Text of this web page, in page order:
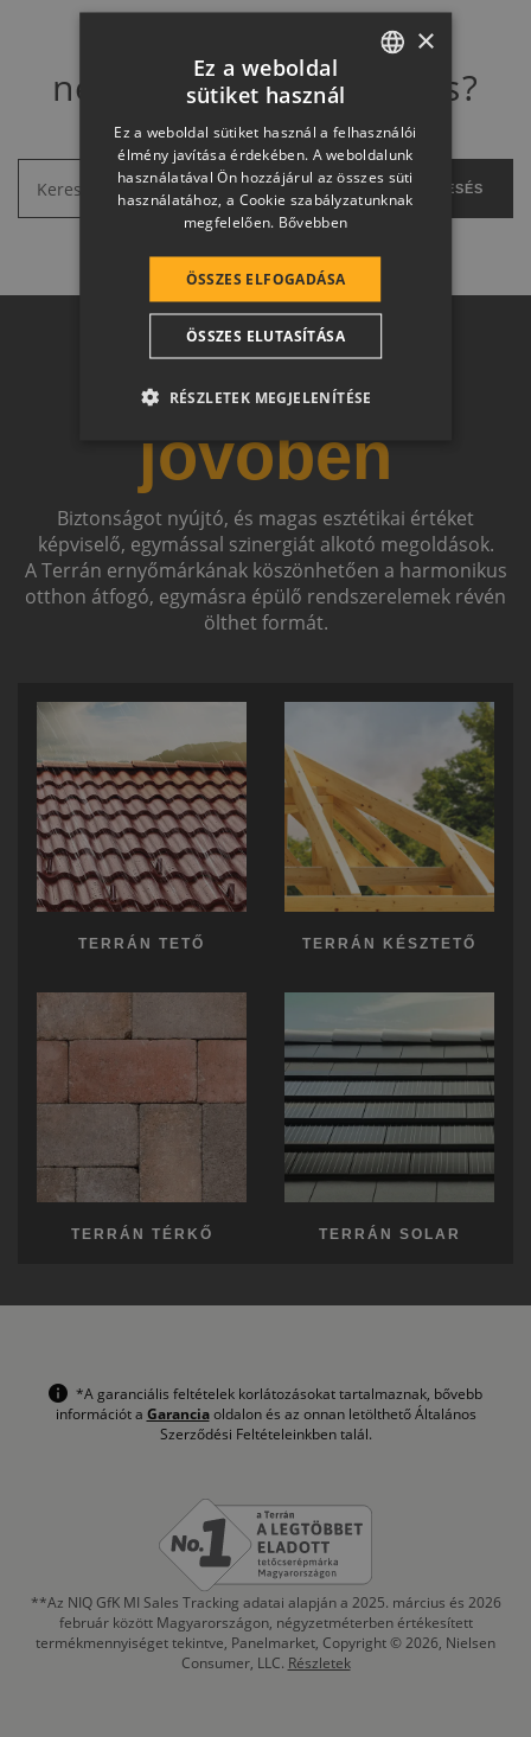
nem találja amit keres?
KERESÉS
Otthon a
jövőben
Biztonságot nyújtó, és magas esztétikai értéket
képviselő, egymással szinergiát alkotó megoldások.
A Terrán ernyőmárkának köszönhetően a harmonikus
otthon átfogó, egymásra épülő rendszerelemek révén
ölthet formát.
TERRÁN TETŐ TERRÁN KÉSZTETŐ
TERRÁN TÉRKŐ TERRÁN SOLAR
*A garanciális feltételek korlátozásokat tartalmaznak, bővebb
információt a Garanciaoldalon és az onnan letölthető Általános
Szerződési Feltételeinkben talál.
**Az NIQ GfK MI Sales Tracking adatai alapján a 2025. március és 2026
február között Magyarországon, négyzetméterben értékesített
termékmennyiséget tekintve, Panelmarket, Copyright © 2026, Nielsen
Consumer, LLC. Részletek
HUNGARIAN
SLOVAK
GERMAN
ROMANIAN
CROATIAN
SR
RO-HU
ITALIAN
×
Ez a weboldal
sütiket használ
Ez a weboldal sütiket használ a felhasználói
élmény javítása érdekében. A weboldalunk
használatával Ön hozzájárul az összes süti
használatához, a Cookie szabályzatunknak
megfelelően. Bővebben
ÖSSZES ELFOGADÁSA
ÖSSZES ELUTASÍTÁSA
RÉSZLETEK MEGJELENÍTÉSE